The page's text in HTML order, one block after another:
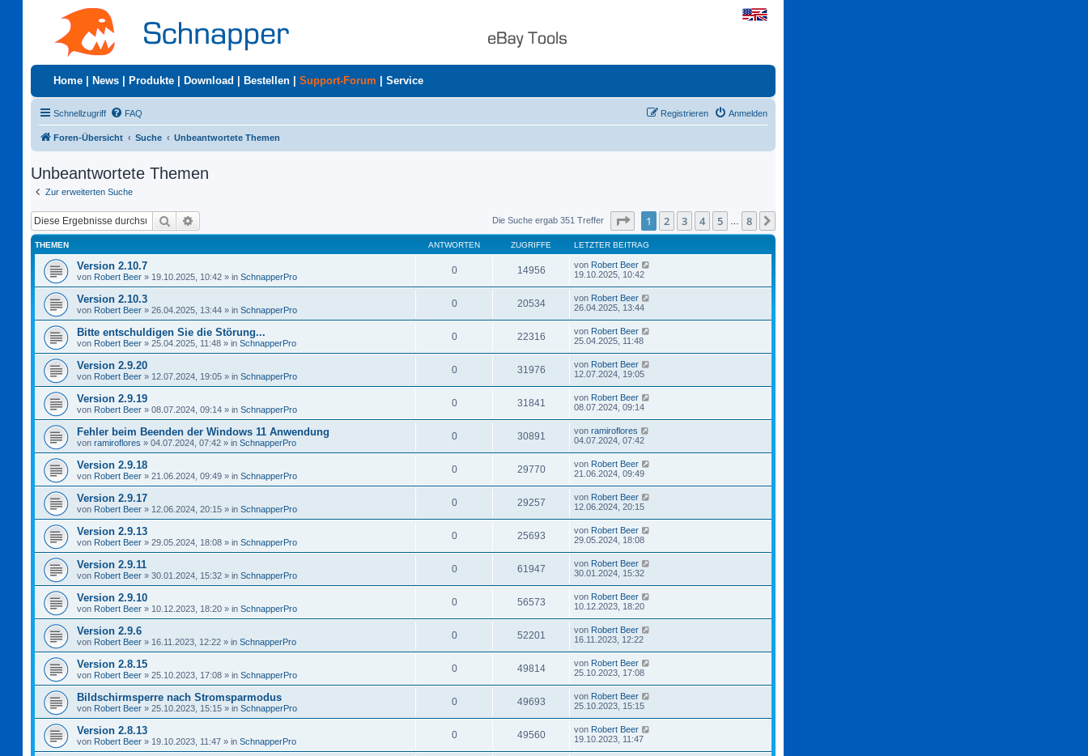
Home News Produkte Download Bestellen Support-Forum Service
Schnellzugriff FAQ Anmelden
Registrieren
Foren-Übersicht Suche Unbeantwortete Themen
Unbeantwortete Themen
Zur erweiterten Suche
Suche Die Suche ergab 351 Treffer Seite von8
1 2 3 4 5 8
THEMEN ANTWORTEN ZUGRIFFE LETZTER BEITRAG
Version 2.10.7
von Robert Beer » 19.10.2025, 10:42 » in SchnapperPro
0 14956 von Robert Beer
19.10.2025, 10:42
Version 2.10.3
von Robert Beer » 26.04.2025, 13:44 » in SchnapperPro
0 20534 von Robert Beer
26.04.2025, 13:44
Bitte entschuldigen Sie die Störung...
von Robert Beer » 25.04.2025, 11:48 » in SchnapperPro
0 22316 von Robert Beer
25.04.2025, 11:48
Version 2.9.20
von Robert Beer » 12.07.2024, 19:05 » in SchnapperPro
0 31976 von Robert Beer
12.07.2024, 19:05
Version 2.9.19
von Robert Beer » 08.07.2024, 09:14 » in SchnapperPro
0 31841 von Robert Beer
08.07.2024, 09:14
Fehler beim Beenden der Windows 11 Anwendung
von ramiroflores » 04.07.2024, 07:42 » in SchnapperPro
0 30891 von ramiroflores
04.07.2024, 07:42
Version 2.9.18
von Robert Beer » 21.06.2024, 09:49 » in SchnapperPro
0 29770 von Robert Beer
21.06.2024, 09:49
Version 2.9.17
von Robert Beer » 12.06.2024, 20:15 » in SchnapperPro
0 29257 von Robert Beer
12.06.2024, 20:15
Version 2.9.13
von Robert Beer » 29.05.2024, 18:08 » in SchnapperPro
0 25693 von Robert Beer
29.05.2024, 18:08
Version 2.9.11
von Robert Beer » 30.01.2024, 15:32 » in SchnapperPro
0 61947 von Robert Beer
30.01.2024, 15:32
Version 2.9.10
von Robert Beer » 10.12.2023, 18:20 » in SchnapperPro
0 56573 von Robert Beer
10.12.2023, 18:20
Version 2.9.6
von Robert Beer » 16.11.2023, 12:22 » in SchnapperPro
0 52201 von Robert Beer
16.11.2023, 12:22
Version 2.8.15
von Robert Beer » 25.10.2023, 17:08 » in SchnapperPro
0 49814 von Robert Beer
25.10.2023, 17:08
Bildschirmsperre nach Stromsparmodus
von Robert Beer » 25.10.2023, 15:15 » in SchnapperPro
0 49693 von Robert Beer
25.10.2023, 15:15
Version 2.8.13
von Robert Beer » 19.10.2023, 11:47 » in SchnapperPro
0 49560 von Robert Beer
19.10.2023, 11:47